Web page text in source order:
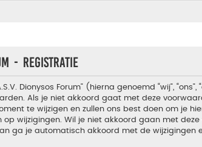
- Registratie
Dionysos Forum” (hierna genoemd “wij”,
Als je niet akkoord gaat met deze
te wijzigen en zullen ons best doen om je
wijzigingen. Wil je niet akkoord gaan met deze
dan ga je automatisch akkoord met de wijzigingen